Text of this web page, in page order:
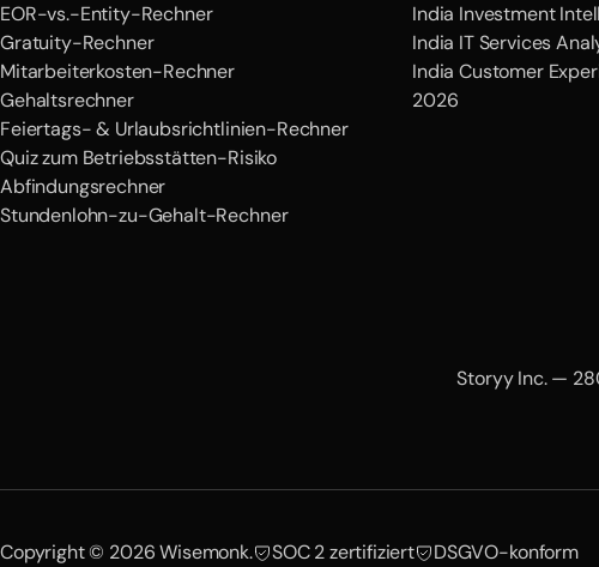
EOR-vs.-Entity-Rechner
Gratuity-Rechner
Mitarbeiterkosten-Rechner
Gehaltsrechner
Feiertags- & Urlaubsrichtlinien-Rechner
Quiz zum Betriebsstätten-Risiko
Abfindungsrechner
Stundenlohn-zu-Gehalt-Rechner
India Investment
India IT Services
India Customer
2026
Storyy Inc. —
Copyright © 2026 Wisemonk. SOC 2 zertifiziert DSGVO-konform